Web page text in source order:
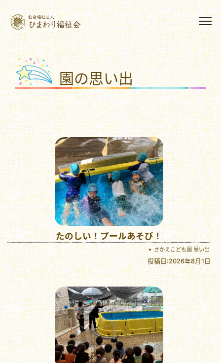
園の思い出
たのしい！プールあそび！
さかえこども園 思い出
投稿日:2026年8月1日